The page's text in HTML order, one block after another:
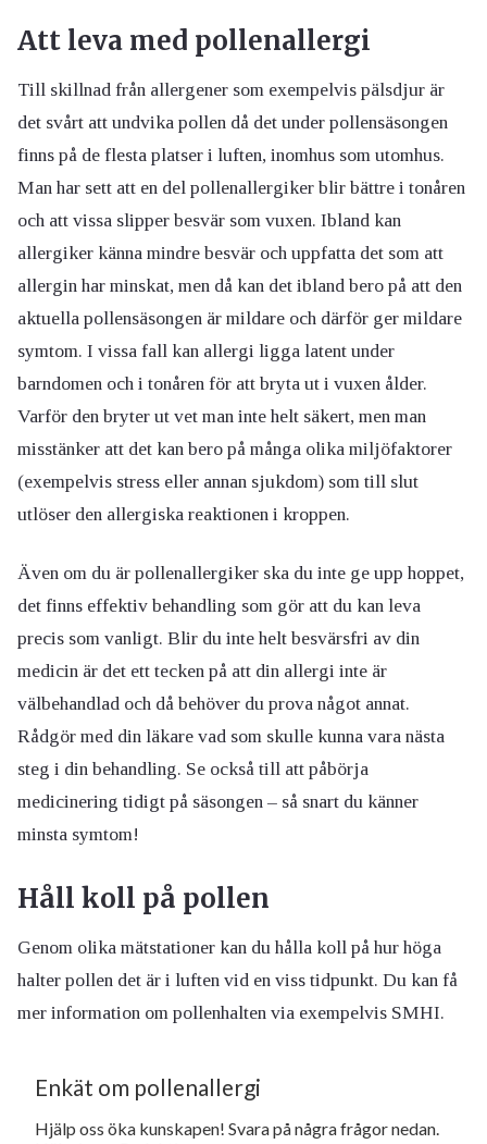
Att leva med pollenallergi
Till skillnad från allergener som exempelvis pälsdjur är
det svårt att undvika pollen då det under pollensäsongen
finns på de flesta platser i luften, inomhus som utomhus.
Man har sett att en del pollenallergiker blir bättre i tonåren
och att vissa slipper besvär som vuxen. Ibland kan
allergiker känna mindre besvär och uppfatta det som att
allergin har minskat, men då kan det ibland bero på att den
aktuella pollensäsongen är mildare och därför ger mildare
symtom. I vissa fall kan allergi ligga latent under
barndomen och i tonåren för att bryta ut i vuxen ålder.
Varför den bryter ut vet man inte helt säkert, men man
misstänker att det kan bero på många olika miljöfaktorer
(exempelvis stress eller annan sjukdom) som till slut
utlöser den allergiska reaktionen i kroppen.
Även om du är pollenallergiker ska du inte ge upp hoppet,
det finns effektiv behandling som gör att du kan leva
precis som vanligt. Blir du inte helt besvärsfri av din
medicin är det ett tecken på att din allergi inte är
välbehandlad och då behöver du prova något annat.
Rådgör med din läkare vad som skulle kunna vara nästa
steg i din behandling. Se också till att påbörja
medicinering tidigt på säsongen – så snart du känner
minsta symtom!
Håll koll på pollen
Genom olika mätstationer kan du hålla koll på hur höga
halter pollen det är i luften vid en viss tidpunkt. Du kan få
mer information om pollenhalten via exempelvis SMHI.